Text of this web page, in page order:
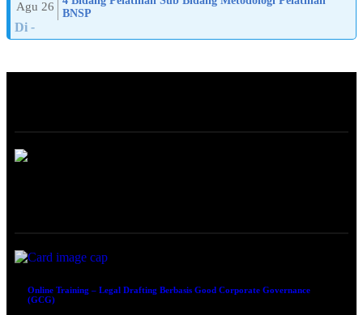
Agu 26
BNSP
Di -
Online Training – Legal Drafting Berbasis Good Corporate Governance
(GCG)